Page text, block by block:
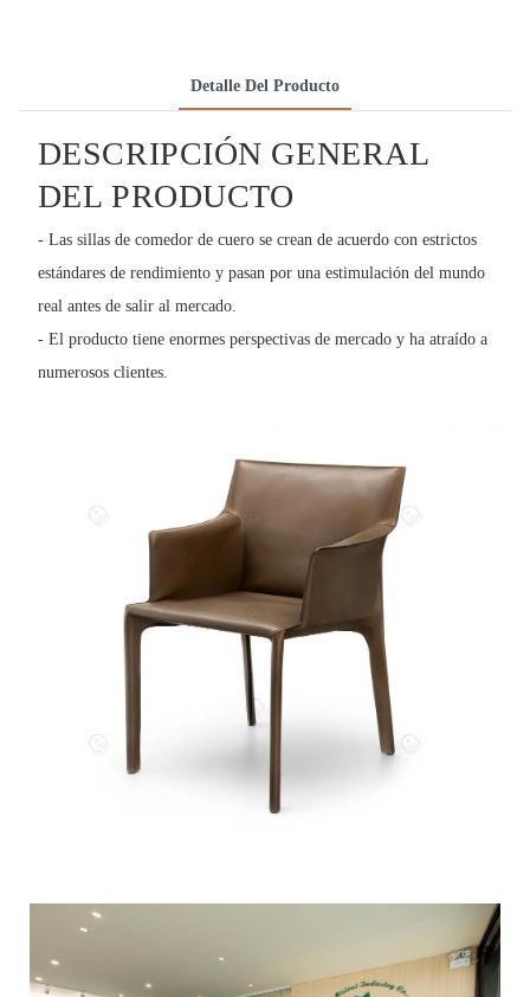
Detalle Del Producto
DESCRIPCIÓN GENERAL
DEL PRODUCTO
- Las sillas de comedor de cuero se crean de acuerdo con estrictos
estándares de rendimiento y pasan por una estimulación del mundo
real antes de salir al mercado.
- El producto tiene enormes perspectivas de mercado y ha atraído a
numerosos clientes.